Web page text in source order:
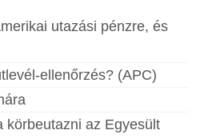
utazási pénzre, és
ellenőrzés? (APC)
körbeutazni az Egyesült